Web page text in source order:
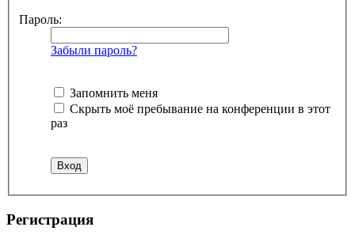
Пароль:
Забыли пароль?
Запомнить меня
Скрыть моё пребывание на конференции в этот
раз
Регистрация